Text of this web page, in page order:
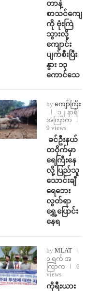
တာနဲ့
စာသင်ကျော
ကို ဗုံးကြဲ
သွားလို့
ကျောင်း
ပျက်စီးပြီး
နွား ၁၃
ကောင်သေ
by ကျော်ကြီး
၁၂ နာရီ
အကြာက
9 views
⁩ ⁨ခင်ဦးနယ်
တဝိုက်မှာ
ရေကြီးနေ
လို့ ပြည်သူ
သောင်းချီ
ရေဘေး
လွတ်ရာ
ရွှေ့ပြောင်း
နေရ
by MLAT
၁ ရက် အ
ကြာက
6
views
ကိုရီးယား